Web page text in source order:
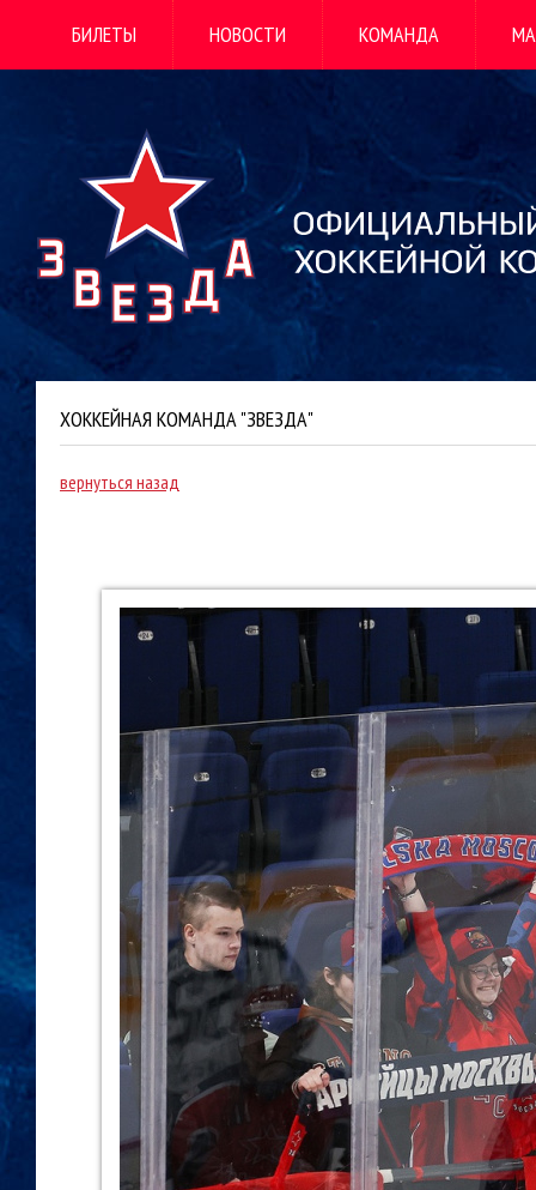
БИЛЕТЫ НОВОСТИ КОМАНДА
ХОККЕЙНАЯ КОМАНДА "ЗВЕЗДА"
вернуться назад